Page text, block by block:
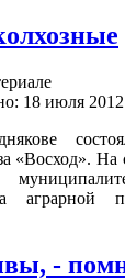
18 июля 2012
«Восход». На
аграрной
-